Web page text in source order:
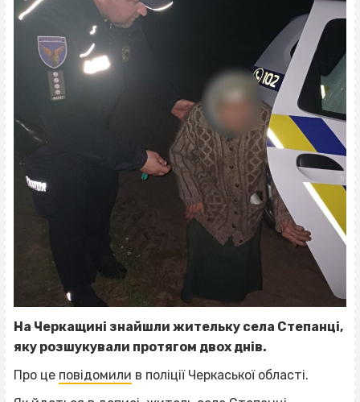
На Черкащині знайшли жительку села Степанці,
яку розшукували протягом двох днів.
Про це повідомили в поліції Черкаської області.